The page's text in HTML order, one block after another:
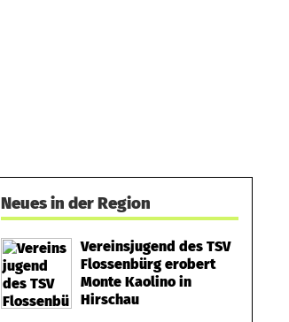
Neues in der Region
Vereinsjugend des TSV
Flossenbürg erobert
Monte Kaolino in
Hirschau